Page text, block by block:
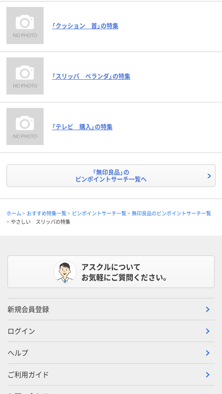
「クッション 首」の特集
「スリッパ ベランダ」の特集
「テレビ 購入」の特集
「無印良品」の
ピンポイントサーチ一覧へ
ホーム おすすめ特集一覧 ピンポイントサーチ一覧
無印良品のピンポイントサーチ一覧
やさしい スリッパの特集
アスクルについて
お気軽にご質問ください。
新規会員登録
ログイン
ヘルプ
ご利用ガイド